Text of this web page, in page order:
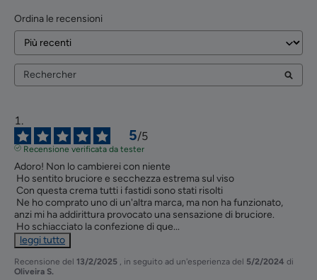
Ordina le recensioni
5/5
Recensione verificata da tester
Adoro! Non lo cambierei con niente
anzi mi ha addirittura provocato una sensazione di bruciore.
Ho schiacciato la confezione di que...
leggi tutto
Recensione del 13/2/2025 , in seguito ad un'esperienza del 5/2/2024 di
Oliveira S.